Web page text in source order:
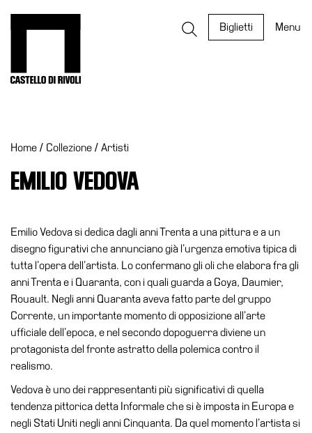
Biglietti Menu
Eventi
Archivi
del
Cosmo
Digitale
EN
Collezione
Accessibilità
Educazione
Educazione
News
Dipartimento
Educazione
Home / Collezione / Artisti
EMILIO VEDOVA
Emilio Vedova si dedica dagli anni Trenta a una pittura e a un
disegno figurativi che annunciano già l’urgenza emotiva tipica di
tutta l’opera dell’artista. Lo confermano gli oli che elabora fra gli
anni Trenta e i Quaranta, con i quali guarda a Goya, Daumier,
Rouault. Negli anni Quaranta aveva fatto parte del gruppo
Corrente, un importante momento di opposizione all’arte
ufficiale dell’epoca, e nel secondo dopoguerra diviene un
protagonista del fronte astratto della polemica contro il
realismo.
Vedova è uno dei rappresentanti più significativi di quella
tendenza pittorica detta Informale che si è imposta in Europa e
negli Stati Uniti negli anni Cinquanta. Da quel momento l’artista si